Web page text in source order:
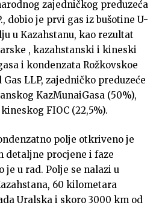
zajedničkog preduzeća
dobio je prvi gas iz bušotine U-
u Kazahstanu, kao rezultat
, kazahstanski i kineski
i kondenzata Rožkovskoe
LLP, zajedničko preduzeće
KazMunaiGasa (50%),
FIOC (22,5%).
polje otkriveno je
detaljne procjene i faze
je u rad. Polje se nalazi u
60 kilometara
Uralska i skoro 3000 km od